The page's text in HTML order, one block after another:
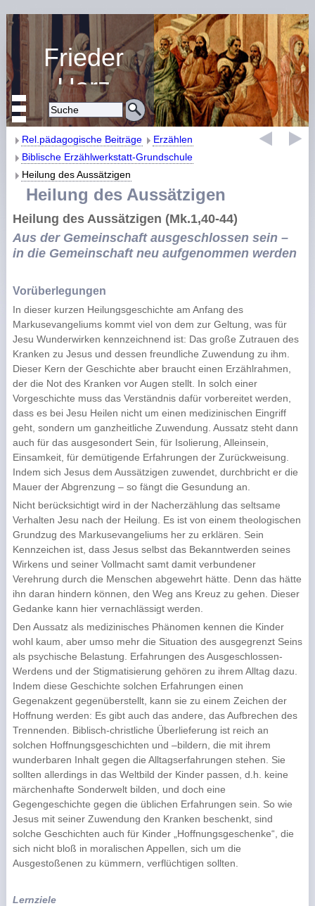
Frieder
Harz
Religiöse Erziehung
und Bildung
Rel.pädagogische Beiträge
Erzählen
Biblische Erzählwerkstatt-Grundschule
Heilung des Aussätzigen
Heilung des Aussätzigen
Heilung des Aussätzigen (Mk.1,40-44)
Aus der Gemeinschaft ausgeschlossen sein –
in die Gemeinschaft neu aufgenommen werden
Vorüberlegungen
In dieser kurzen Heilungsgeschichte am Anfang des
Markusevangeliums kommt viel von dem zur Geltung, was für
Jesu Wunderwirken kennzeichnend ist: Das große Zutrauen des
Kranken zu Jesus und dessen freundliche Zuwendung zu ihm.
Dieser Kern der Geschichte aber braucht einen Erzählrahmen,
der die Not des Kranken vor Augen stellt. In solch einer
Vorgeschichte muss das Verständnis dafür vorbereitet werden,
dass es bei Jesu Heilen nicht um einen medizinischen Eingriff
geht, sondern um ganzheitliche Zuwendung. Aussatz steht dann
auch für das ausgesondert Sein, für Isolierung, Alleinsein,
Einsamkeit, für demütigende Erfahrungen der Zurückweisung.
Indem sich Jesus dem Aussätzigen zuwendet, durchbricht er die
Mauer der Abgrenzung – so fängt die Gesundung an.
Nicht berücksichtigt wird in der Nacherzählung das seltsame
Verhalten Jesu nach der Heilung. Es ist von einem theologischen
Grundzug des Markusevangeliums her zu erklären. Sein
Kennzeichen ist, dass Jesus selbst das Bekanntwerden seines
Wirkens und seiner Vollmacht samt damit verbundener
Verehrung durch die Menschen abgewehrt hätte. Denn das hätte
ihn daran hindern können, den Weg ans Kreuz zu gehen. Dieser
Gedanke kann hier vernachlässigt werden.
Den Aussatz als medizinisches Phänomen kennen die Kinder
wohl kaum, aber umso mehr die Situation des ausgegrenzt Seins
als psychische Belastung. Erfahrungen des Ausgeschlossen-
Werdens und der Stigmatisierung gehören zu ihrem Alltag dazu.
Indem diese Geschichte solchen Erfahrungen einen
Gegenakzent gegenüberstellt, kann sie zu einem Zeichen der
Hoffnung werden: Es gibt auch das andere, das Aufbrechen des
Trennenden. Biblisch-christliche Überlieferung ist reich an
solchen Hoffnungsgeschichten und –bildern, die mit ihrem
wunderbaren Inhalt gegen die Alltagserfahrungen stehen. Sie
sollten allerdings in das Weltbild der Kinder passen, d.h. keine
märchenhafte Sonderwelt bilden, und doch eine
Gegengeschichte gegen die üblichen Erfahrungen sein. So wie
Jesus mit seiner Zuwendung den Kranken beschenkt, sind
solche Geschichten auch für Kinder „Hoffnungsgeschenke“, die
sich nicht bloß in moralischen Appellen, sich um die
Ausgestoßenen zu kümmern, verflüchtigen sollten.
Lernziele